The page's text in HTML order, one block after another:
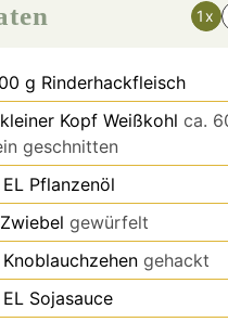
1x
g Rinderhackfleisch
kleiner Kopf Weißkohl ca.
geschnitten
EL Pflanzenöl
Zwiebel gewürfelt
Knoblauchzehen gehackt
EL Sojasauce